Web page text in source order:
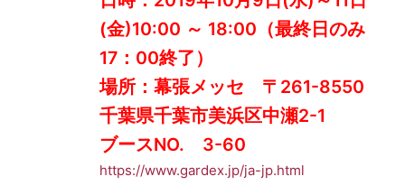
(金)10:00 ～ 18:00（最終日のみ
17：00終了）
場所：幕張メッセ 〒261-8550
千葉県千葉市美浜区中瀬2-1
ブースNO. 3-60
https://www.gardex.jp/ja-jp.html